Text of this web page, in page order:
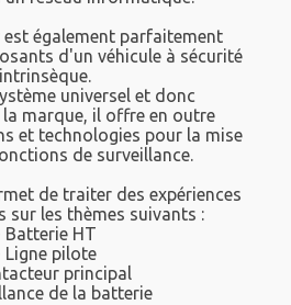
est également parfaitement
d'un véhicule à sécurité
intrinsèque.
universel et donc
marque, il offre en outre
et technologies pour la mise
de surveillance.
de traiter des expériences
sur les thèmes suivants :
Batterie HT
Ligne pilote
principal
de la batterie